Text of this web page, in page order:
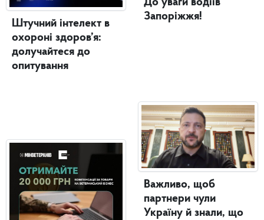
Штучний інтелект в
охороні здоров’я:
долучайтеся до
опитування
Запоріжжя!
Важливо, щоб
партнери чули
Україну й знали, що